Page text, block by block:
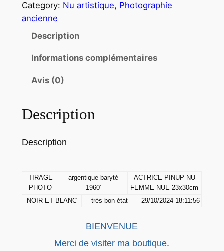
n
t
I
A
O
Category: Nu artistique, Photographie
ancienne
Description
Informations complémentaires
Avis (0)
Description
Description
TIRAGE
PHOTO
argentique baryté
1960′
ACTRICE PINUP NU
FEMME NUE 23x30cm
NOIR ET BLANC
trés bon état 29/10/2024 18:11:56
BIENVENUE
Merci de visiter ma boutique.